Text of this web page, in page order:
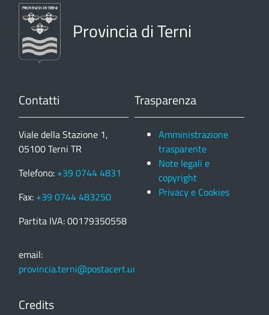
Provincia di Terni
Contatti
Viale della Stazione 1,
05100 Terni TR
Telefono: +39 0744 4831
Fax: +39 0744 483250
Partita IVA: 00179350558
email:
provincia.terni@postacert.umbria.it
Trasparenza
Amministrazione
trasparente
Note legali e
copyright
Privacy e Cookies
Credits